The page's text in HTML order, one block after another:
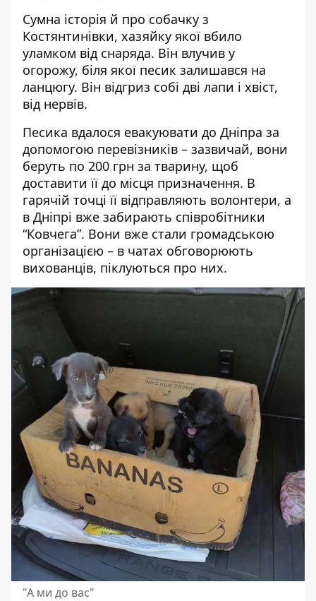
Сумна історія й про собачку з
Костянтинівки, хазяйку якої вбило
уламком від снаряда. Він влучив у
огорожу, біля якої песик залишався на
ланцюгу. Він відгриз собі дві лапи і хвіст,
від нервів.
Песика вдалося евакуювати до Дніпра за
допомогою перевізників – зазвичай, вони
беруть по 200 грн за тварину, щоб
доставити її до місця призначення. В
гарячій точці її відправляють волонтери, а
в Дніпрі вже забирають співробітники
“Ковчега”. Вони вже стали громадською
організацією – в чатах обговорюють
вихованців, піклуються про них.
"А ми до вас"